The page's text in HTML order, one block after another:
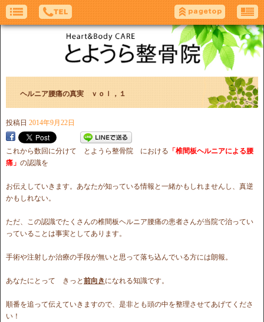
ヘルニア腰痛の真実 ｖｏｌ，１
投稿日 2014年9月22日
これから数回に分けて とようら整骨院 における 「椎間板ヘルニアによる腰
痛」 の認識を
お伝えしていきます。あなたが知っている情報と一緒かもしれませんし、真逆
かもしれない。
ただ、この認識でたくさんの椎間板ヘルニア腰痛の患者さんが当院で治ってい
っていることは事実としてあります。
手術や注射しか治療の手段が無いと思って落ち込んでいる方には朗報。
あなたにとって きっと 前向き になれる知識です。
順番を追って伝えていきますので、是非とも頭の中を整理させてあげてくださ
い！